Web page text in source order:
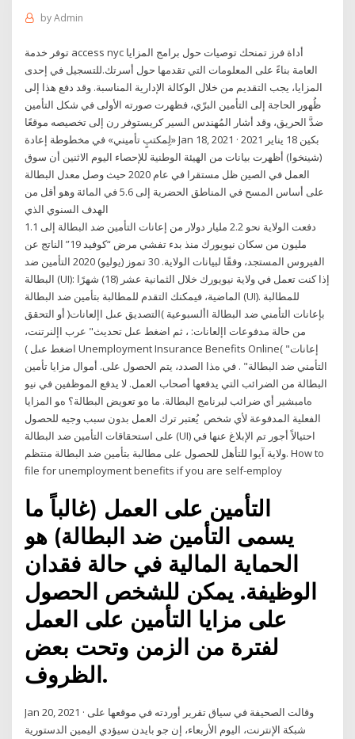
byAdmin
توفر خدمة access nyc أداة فرز تمنحك توصيات حول برامج المزايا
العامة بناءً على المعلومات التي تقدمها حول أسرتك.للتسجيل في إحدى
المزايا، يجب التقديم من خلال الوكالة الإدارية المناسبة. وقد دفع هذا إلى
ظُهور الحاجة إلى التأمين البرّي، فظهرت صورته الأولى في شكل التأمين
ضدَّ الحريق، وقد أشار المُهندس السير كريستوفر رن إلى تخصيصه موقعًا
«لِمكتبٍ تأميني» في مخطوطة إعادة Jan 18, 2021 · بكين 18 يناير 2021
(شينخوا) أظهرت بيانات من الهيئة الوطنية للإحصاء اليوم الاثنين أن سوق
العمل في الصين ظل مستقرا في عام 2020 حيث وصل معدل البطالة
على أساس المسح في المناطق الحضرية إلى 5.6 في المائة وهو أقل من
الهدف السنوي الذي
دفعت الولاية نحو 2.2 مليار دولار من إعانات التأمين ضد البطالة إلى 1.1
مليون من سكان نيويورك منذ بدء تفشي مرض “كوفيد 19” الناتج عن
الفيروس المستجد، وفقًا لبيانات الولاية. 30 تموز (يوليو) 2020 التأمين ضد
البطالة (UI): إذا كنت تعمل في ولاية نيويورك خلال الثمانية عشر (18) شهرًا
الماضية، فيمكنك التقدم للمطالبة بتأمين ضد البطالة (UI). للمطالبة
بإعانات التأمني ضد البطالة األسبوعية )التصديق عىل اإلعانات( أو التحقق
من حالة مدفوعات اإلعانات: ، ثم اضغط عىل تحديث" عرب اإلنرتنت،
اضغط عىل ) Unemployment Insurance Benefits Online( "إعانات
التأمني ضد البطالة" . ﻓﻲ هﺬا اﻟﺼﺪد، ﻳﺘﻢ اﻟﺤﺼﻮل ﻋﻠﻰ. أﻣﻮال ﻣﺰاﻳﺎ ﺗﺄﻣﻴﻦ
اﻟﺒﻄﺎﻟﺔ ﻣﻦ اﻟﻀﺮاﺋﺐ اﻟﺘﻲ ﻳﺪﻓﻌﻬﺎ أﺻﺤﺎب اﻟﻌﻤﻞ. ﻻ ﻳﺪﻓﻊ اﻟﻤﻮﻇﻔﻴﻦ ﻓﻲ ﻧﻴﻮ
هﺎﻣﺒﺸﻴﺮ أي ﺿﺮاﺋﺐ ﻟﺒﺮﻧﺎﻣﺞ اﻟﺒﻄﺎﻟﺔ. ﻣﺎ هﻮ ﺗﻌﻮﻳﺾ اﻟﺒﻄﺎﻟﺔ؟ هﻮ اﻟﻤﺰاﻳﺎ
اﻟﻔﻌﻠﻴﺔ اﻟﻤﺪﻓﻮﻋﺔ ﻷي ﺷﺨﺺ يُعتبر ترك العمل بدون سبب وجيه للحصول
على استحقاقات التأمين ضد البطالة (UI) احتيالاً أجور تم الإبلاغ عنها في
ولاية آيوا للتأهل للحصول على مطالبة بتأمين ضد البطالة منتظم. How to
file for unemployment benefits if you are self-employ
التأمين على العمل (غالباً ما
يسمى التأمين ضد البطالة) هو
الحماية المالية في حالة فقدان
الوظيفة. يمكن للشخص الحصول
على مزايا التأمين على العمل
لفترة من الزمن وتحت بعض
الظروف.
Jan 20, 2021 · وقالت الصحيفة في سياق تقرير أوردته في موقعها على
شبكة الإنترنت، اليوم الأربعاء، إن جو بايدن سيؤدي اليمين الدستورية